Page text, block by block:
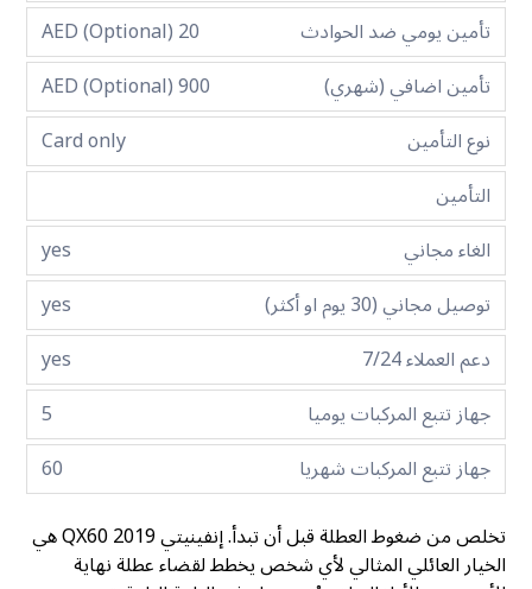
تأمين يومي ضد الحوادث
20 AED (Optional)
تأمين اضافي (شهري)
900 AED (Optional)
نوع التأمين
Card only
التأمين
الغاء مجاني
yes
توصيل مجاني (30 يوم او أكثر)
yes
دعم العملاء 7/24
yes
جهاز تتبع المركبات يوميا
5
جهاز تتبع المركبات شهريا
60
تخلص من ضغوط العطلة قبل أن تبدأ. إنفينيتي QX60 2019 هي
الخيار العائلي المثالي لأي شخص يخطط لقضاء عطلة نهاية